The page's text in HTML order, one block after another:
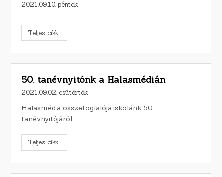
2021.09.10. péntek
Teljes cikk...
50. tanévnyitónk a Halasmédián
2021.09.02. csütörtök
Halasmédia összefoglalója iskolánk 50.
tanévnyitójáról.
Teljes cikk...